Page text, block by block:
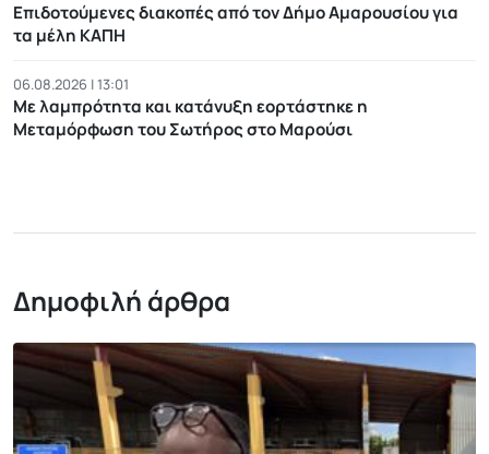
Επιδοτούμενες διακοπές από τον Δήμο Αμαρουσίου για
τα μέλη ΚΑΠΗ
06.08.2026 | 13:01
Με λαμπρότητα και κατάνυξη εορτάστηκε η
Μεταμόρφωση του Σωτήρος στο Μαρούσι
Δημοφιλή άρθρα